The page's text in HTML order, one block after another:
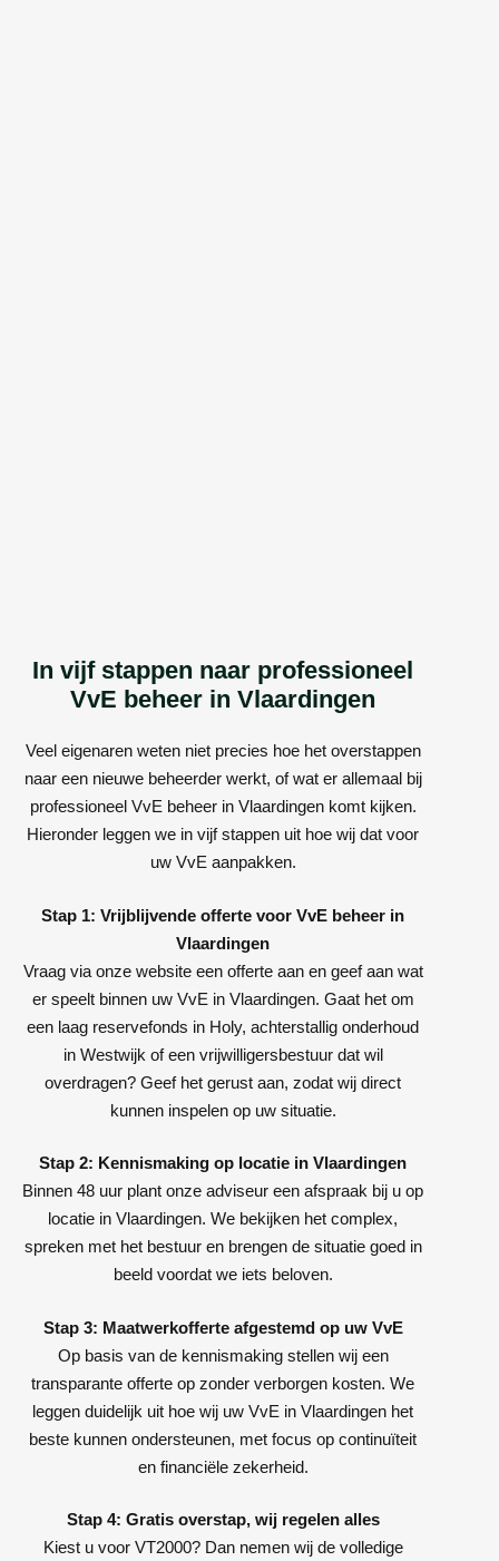
In vijf stappen naar professioneel
VvE beheer in Vlaardingen
Veel eigenaren weten niet precies hoe het overstappen
naar een nieuwe beheerder werkt, of wat er allemaal bij
professioneel VvE beheer in Vlaardingen komt kijken.
Hieronder leggen we in vijf stappen uit hoe wij dat voor
uw VvE aanpakken.
Stap 1: Vrijblijvende offerte voor VvE beheer in
Vlaardingen
Vraag via onze website een offerte aan en geef aan wat
er speelt binnen uw VvE in Vlaardingen. Gaat het om
een laag reservefonds in Holy, achterstallig onderhoud
in Westwijk of een vrijwilligersbestuur dat wil
overdragen? Geef het gerust aan, zodat wij direct
kunnen inspelen op uw situatie.
Stap 2: Kennismaking op locatie in Vlaardingen
Binnen 48 uur plant onze adviseur een afspraak bij u op
locatie in Vlaardingen. We bekijken het complex,
spreken met het bestuur en brengen de situatie goed in
beeld voordat we iets beloven.
Stap 3: Maatwerkofferte afgestemd op uw VvE
Op basis van de kennismaking stellen wij een
transparante offerte op zonder verborgen kosten. We
leggen duidelijk uit hoe wij uw VvE in Vlaardingen het
beste kunnen ondersteunen, met focus op continuïteit
en financiële zekerheid.
Stap 4: Gratis overstap, wij regelen alles
Kiest u voor VT2000? Dan nemen wij de volledige